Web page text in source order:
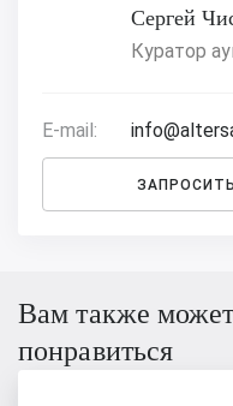
Сергей
Куратор
E-mail:
Вам также
понравиться